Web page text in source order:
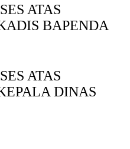
ATAS
BAPENDA
ATAS
DINAS